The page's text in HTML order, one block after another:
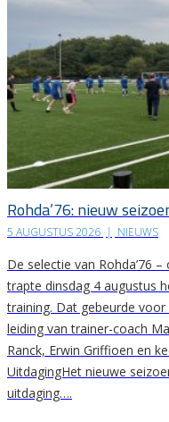
Rohda’76: nieuw
5 AUGUSTUS 2026 | NIEUWS
De selectie van Rohda’76
trapte dinsdag 4 augustus
training. Dat gebeurde
leiding van trainer-coach
Ranck, Erwin Griffioen en
UitdagingHet nieuwe
uitdaging….